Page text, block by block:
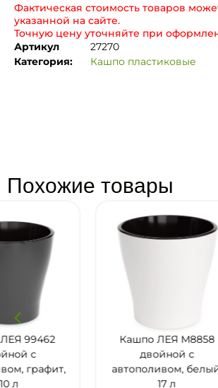
Фактическая стоимость товаров
указанной на сайте.
Точную цену уточняйте при
Артикул
27270
Категория:
Кашпо пластиковые
Похожие товары
Кашпо ЛЕЯ М8858
автополивом, белый,